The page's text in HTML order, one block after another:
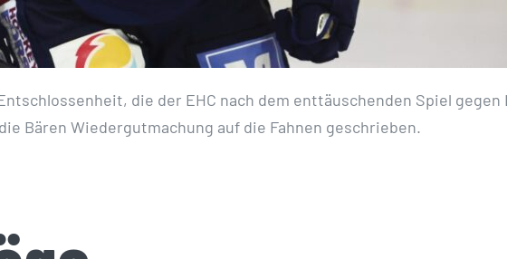
die der EHC nach dem enttäuschenden Spiel gegen
Bären Wiedergutmachung auf die Fahnen geschrieben.